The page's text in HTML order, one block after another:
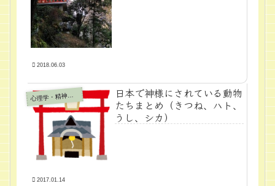
2018.06.03
心
理学・精神医学
日本で神様にされている動物
たちまとめ（きつね、ハト、
うし、シカ）
2017.01.14